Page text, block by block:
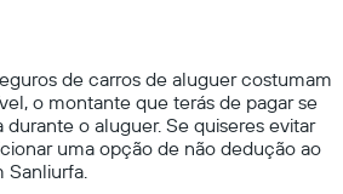
de carros de aluguer costumam
o montante que terás de pagar se
o aluguer. Se quiseres evitar
uma opção de não dedução ao